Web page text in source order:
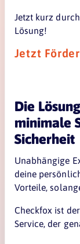
Jetzt kurz
Lösung!
Jetzt
Die
minimale
Sicherheit
Unabhängige
deine
Vorteile,
Checkfox ist
Service, der